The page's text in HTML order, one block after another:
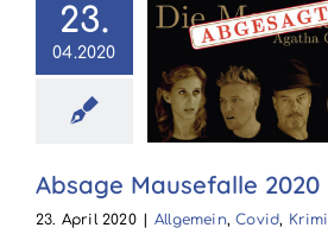
23.
04.2020
2020
Absage Mausefalle 2020
23. April 2020 Allgemein,Covid, Krimi